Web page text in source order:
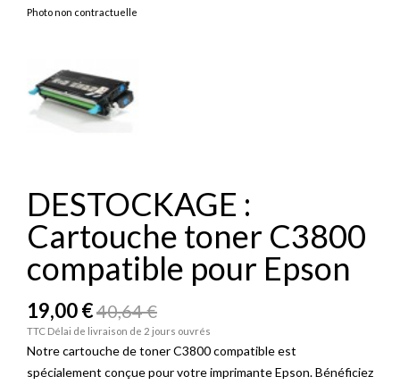
Photo non contractuelle
DESTOCKAGE :
Cartouche toner C3800
compatible pour Epson
19,00 €40,64 €
TTC Délai de livraison de 2 jours ouvrés
Notre cartouche de toner C3800 compatible est
spécialement conçue pour votre imprimante Epson. Bénéficiez